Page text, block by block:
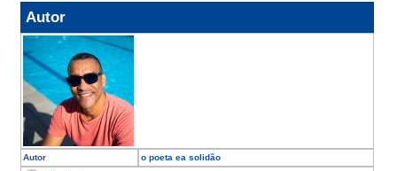
Autor
Autor o poeta ea solidão